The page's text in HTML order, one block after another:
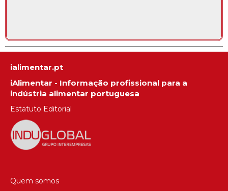
ialimentar.pt
iAlimentar - Informação profissional para a
indústria alimentar portuguesa
Estatuto Editorial
Quem somos